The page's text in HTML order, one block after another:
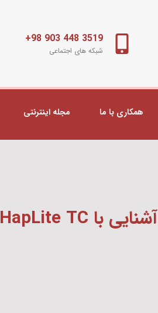
3519 448 903 98+
شبکه های اجتماعی
همکاری با ما مجله اینترنتی
آشنایی با HapLite TC